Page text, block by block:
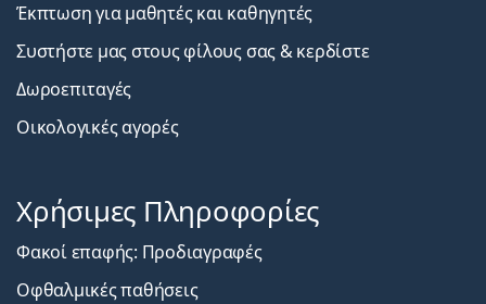
Έκπτωση για μαθητές και καθηγητές
Συστήστε μας στους φίλους σας & κερδίστε
Δωροεπιταγές
Οικολογικές αγορές
Χρήσιμες Πληροφορίες
Φακοί επαφής: Προδιαγραφές
Οφθαλμικές παθήσεις